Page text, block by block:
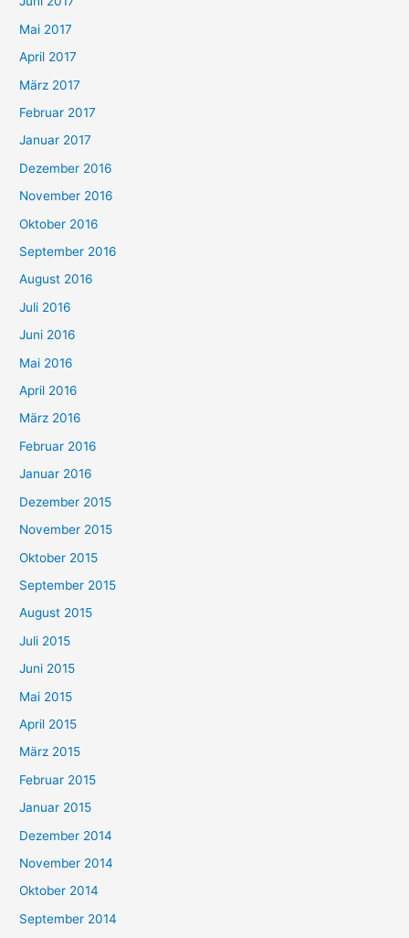
Mai 2017
April 2017
März 2017
Februar 2017
Januar 2017
Dezember 2016
November 2016
Oktober 2016
September 2016
August 2016
Juli 2016
Juni 2016
Mai 2016
April 2016
März 2016
Februar 2016
Januar 2016
Dezember 2015
November 2015
Oktober 2015
September 2015
August 2015
Juli 2015
Juni 2015
Mai 2015
April 2015
März 2015
Februar 2015
Januar 2015
Dezember 2014
November 2014
Oktober 2014
September 2014